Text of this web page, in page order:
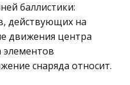
права зарубежных
расчет
с однополосной
вид модуляции
амплитудной
двухполосная АМ о
баллистики:
действующих на
движения центра
элементов
снаряда относит.